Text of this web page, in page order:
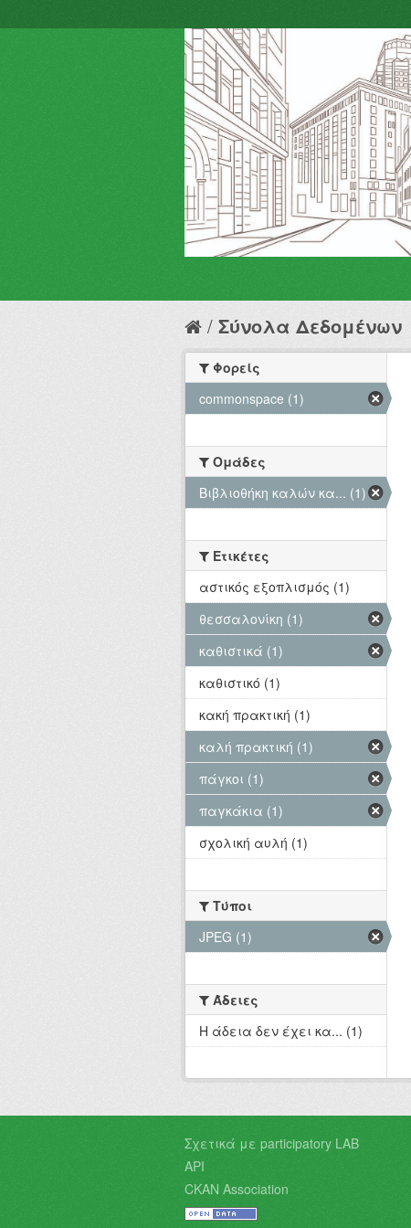
Σύνολα Δεδομένων
Φορείς
commonspace (1)
Ομάδες
Βιβλιοθήκη καλών κα... (1)
Ετικέτες
αστικός εξοπλισμός (1)
θεσσαλονίκη (1)
καθιστικά (1)
καθιστικό (1)
κακή πρακτική (1)
καλή πρακτική (1)
πάγκοι (1)
παγκάκια (1)
σχολική αυλή (1)
Τύποι
JPEG (1)
Άδειες
Η άδεια δεν έχει κα... (1)
Σχετικά με participatory LAB
API
CKAN Association